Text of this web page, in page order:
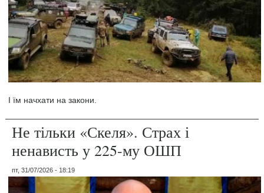
І їм начхати на закони.
Не тільки «Скеля». Страх і
ненависть у 225-му ОШП
пт, 31/07/2026 - 18:19